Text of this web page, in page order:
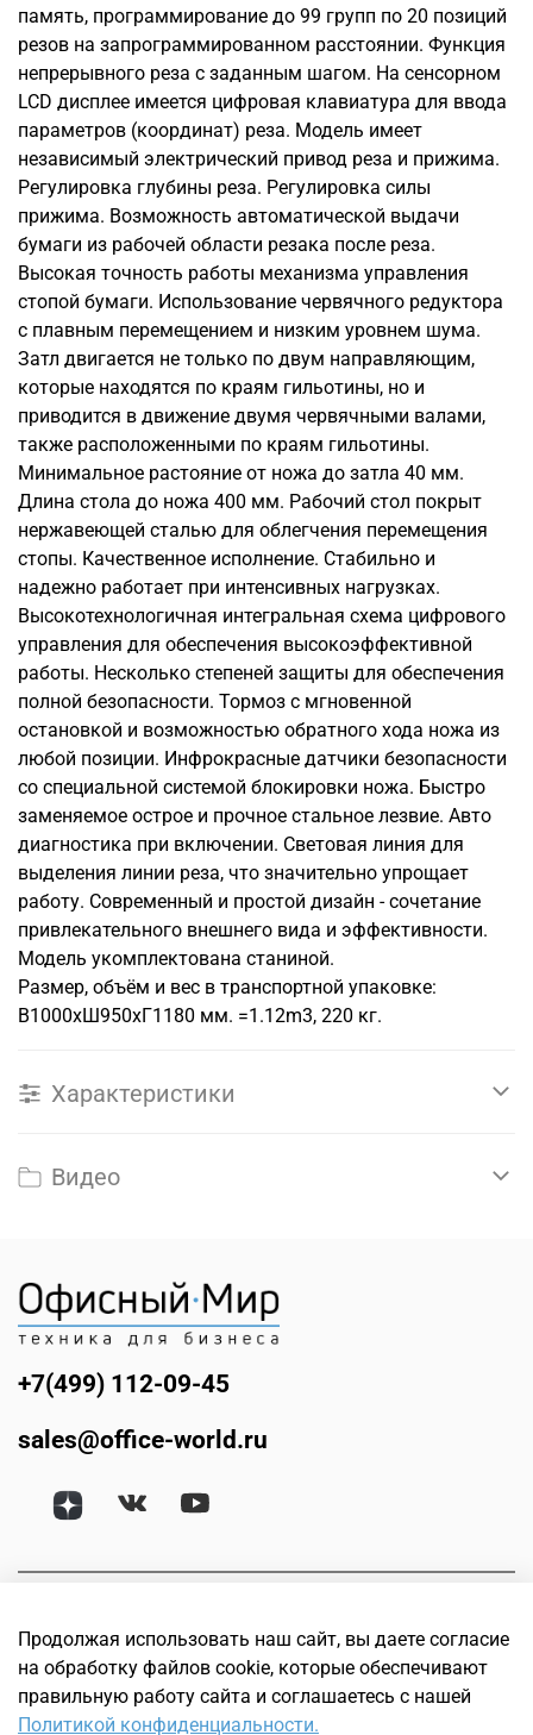
память, программирование до 99 групп по 20 позиций
резов на запрограммированном расстоянии. Функция
непрерывного реза с заданным шагом. На сенсорном
LCD дисплее имеется цифровая клавиатура для ввода
параметров (координат) реза. Модель имеет
независимый электрический привод реза и прижима.
Регулировка глубины реза. Регулировка силы
прижима. Возможность автоматической выдачи
бумаги из рабочей области резака после реза.
Высокая точность работы механизма управления
стопой бумаги. Использование червячного редуктора
с плавным перемещением и низким уровнем шума.
Затл двигается не только по двум направляющим,
которые находятся по краям гильотины, но и
приводится в движение двумя червячными валами,
также расположенными по краям гильотины.
Минимальное растояние от ножа до затла 40 мм.
Длина стола до ножа 400 мм. Рабочий стол покрыт
нержавеющей сталью для облегчения перемещения
стопы. Качественное исполнение. Стабильно и
надежно работает при интенсивных нагрузках.
Высокотехнологичная интегральная схема цифрового
управления для обеспечения высокоэффективной
работы. Несколько степеней защиты для обеспечения
полной безопасности. Тормоз с мгновенной
остановкой и возможностью обратного хода ножа из
любой позиции. Инфрокрасные датчики безопасности
со специальной системой блокировки ножа. Быстро
заменяемое острое и прочное стальное лезвие. Авто
диагностика при включении. Световая линия для
выделения линии реза, что значительно упрощает
работу. Современный и простой дизайн - сочетание
привлекательного внешнего вида и эффективности.
Модель укомплектована станиной.
Размер, объём и вес в транспортной упаковке:
В1000хШ950хГ1180 мм. =1.12m3, 220 кг.
Характеристики
Видео
+7(499) 112-09-45
sales@office-world.ru
Продолжая использовать наш сайт, вы даете согласие
на обработку файлов cookie, которые обеспечивают
правильную работу сайта и соглашаетесь с нашей
Политикой конфиденциальности.